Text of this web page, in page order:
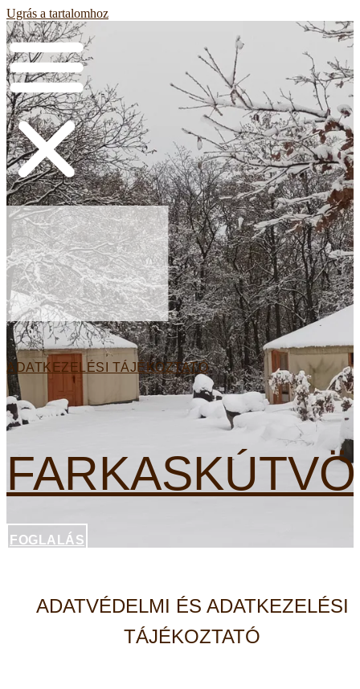
Ugrás a tartalomhoz
ADATKEZELÉSI TÁJÉKOZTATÓ
FOGLALÁS
ADATVÉDELMI ÉS ADATKEZELÉSI
TÁJÉKOZTATÓ